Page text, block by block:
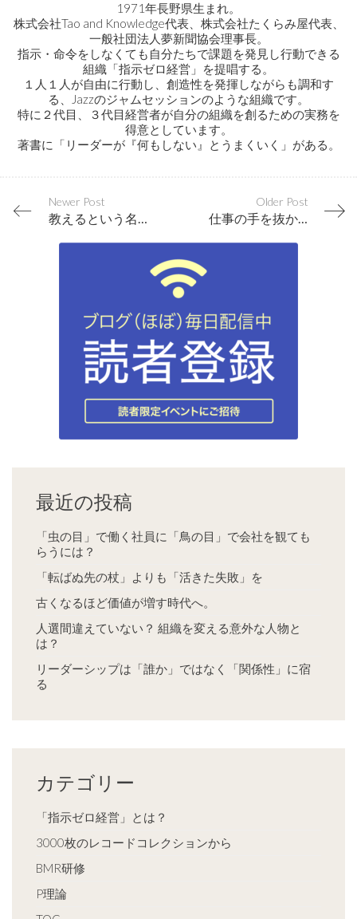
1971年長野県生まれ。
株式会社Tao and Knowledge代表、株式会社たくらみ屋代表、
一般社団法人夢新聞協会理事長。
指示・命令をしなくても自分たちで課題を発見し行動できる
組織「指示ゼロ経営」を提唱する。
１人１人が自由に行動し、創造性を発揮しながらも調和す
る、Jazzのジャムセッションのような組織です。
特に２代目、３代目経営者が自分の組織を創るための実務を
得意としています。
著書に「リーダーが『何もしない』とうまくいく」がある。
Newer Post
教えるという名目で自分の考えを押し付けていないか？
Older Post
仕事の手を抜かない社員を採用時に見極める方法
最近の投稿
「虫の目」で働く社員に「鳥の目」で会社を観ても
らうには？
「転ばぬ先の杖」よりも「活きた失敗」を
古くなるほど価値が増す時代へ。
人選間違えていない？ 組織を変える意外な人物と
は？
リーダーシップは「誰か」ではなく「関係性」に宿
る
カテゴリー
「指示ゼロ経営」とは？
3000枚のレコードコレクションから
BMR研修
P理論